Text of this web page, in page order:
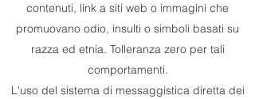
contenuti, link a siti web o immagini che
promuovano odio, insulti o simboli basati su
razza ed etnia. Tolleranza zero per tali
comportamenti.
L'uso del sistema di messaggistica diretta dei